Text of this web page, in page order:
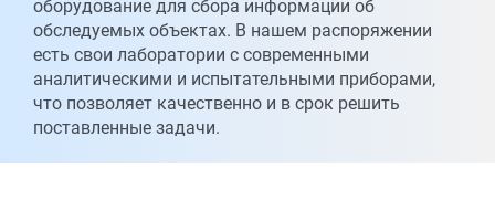
оборудование для сбора информации об
обследуемых объектах. В нашем распоряжении
есть свои лаборатории с современными
аналитическими и испытательными приборами,
что позволяет качественно и в срок решить
поставленные задачи.